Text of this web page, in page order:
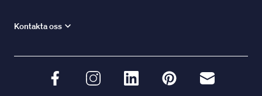
Kontakta oss